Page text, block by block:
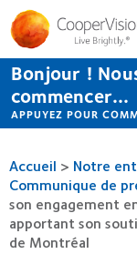
Aller
au
contenu
principal
Bonjour !
commencer...
APPUYEZ POUR
Accueil > Notre
Communique de
son engagement
apportant son
de Montréal